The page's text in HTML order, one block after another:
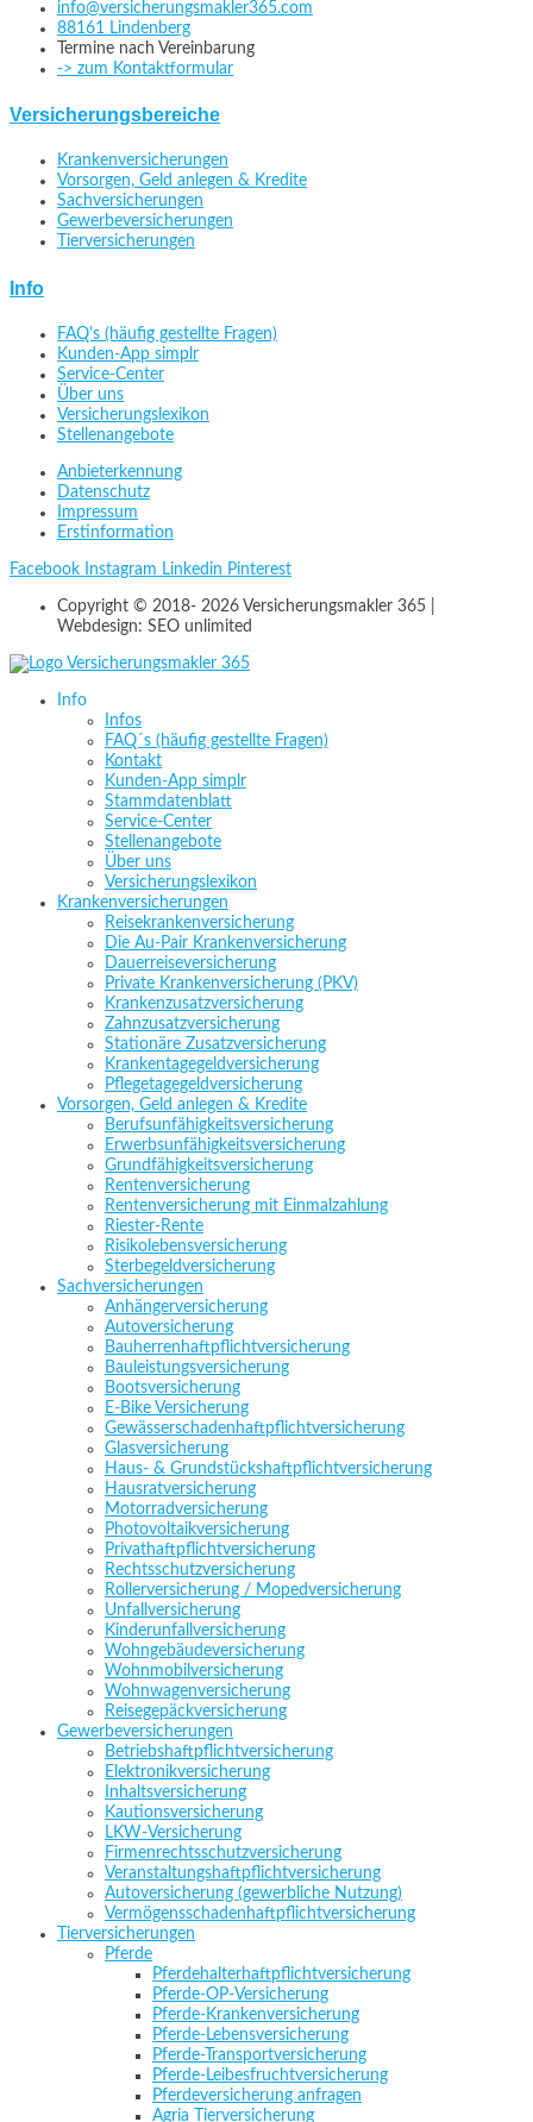
info@versicherungsmakler365.com
88161 Lindenberg
Termine nach Vereinbarung
-> zum Kontaktformular
Versicherungsbereiche
Krankenversicherungen
Vorsorgen, Geld anlegen & Kredite
Sachversicherungen
Gewerbeversicherungen
Tierversicherungen
Info
FAQ's (häufig gestellte Fragen)
Kunden-App simplr
Service-Center
Über uns
Versicherungslexikon
Stellenangebote
Anbieterkennung
Datenschutz
Impressum
Erstinformation
Facebook Instagram Linkedin Pinterest
Copyright © 2018- 2026 Versicherungsmakler 365 |
Webdesign: SEO unlimited
Info
Infos
FAQ´s (häufig gestellte Fragen)
Kontakt
Kunden-App simplr
Stammdatenblatt
Service-Center
Stellenangebote
Über uns
Versicherungslexikon
Krankenversicherungen
Reisekrankenversicherung
Die Au-Pair Krankenversicherung
Dauerreiseversicherung
Private Krankenversicherung (PKV)
Krankenzusatzversicherung
Zahnzusatzversicherung
Stationäre Zusatzversicherung
Krankentagegeldversicherung
Pflegetagegeldversicherung
Vorsorgen, Geld anlegen & Kredite
Berufsunfähigkeitsversicherung
Erwerbsunfähigkeitsversicherung
Grundfähigkeitsversicherung
Rentenversicherung
Rentenversicherung mit Einmalzahlung
Riester-Rente
Risikolebensversicherung
Sterbegeldversicherung
Sachversicherungen
Anhängerversicherung
Autoversicherung
Bauherrenhaftpflichtversicherung
Bauleistungsversicherung
Bootsversicherung
E-Bike Versicherung
Gewässerschadenhaftpflichtversicherung
Glasversicherung
Haus- & Grundstückshaftpflichtversicherung
Hausratversicherung
Motorradversicherung
Photovoltaikversicherung
Privathaftpflichtversicherung
Rechtsschutzversicherung
Rollerversicherung / Mopedversicherung
Unfallversicherung
Kinderunfallversicherung
Wohngebäudeversicherung
Wohnmobilversicherung
Wohnwagenversicherung
Reisegepäckversicherung
Gewerbeversicherungen
Betriebshaftpflichtversicherung
Elektronikversicherung
Inhaltsversicherung
Kautionsversicherung
LKW-Versicherung
Firmenrechtsschutzversicherung
Veranstaltungshaftpflichtversicherung
Autoversicherung (gewerbliche Nutzung)
Vermögensschadenhaftpflichtversicherung
Tierversicherungen
Pferde
Pferdehalterhaftpflichtversicherung
Pferde-OP-Versicherung
Pferde-Krankenversicherung
Pferde-Lebensversicherung
Pferde-Transportversicherung
Pferde-Leibesfruchtversicherung
Pferdeversicherung anfragen
Agria Tierversicherung